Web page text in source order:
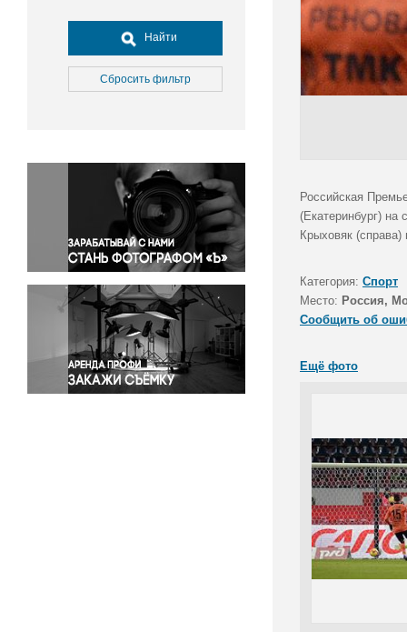
Досуг, туризм и отдых
Культура
Медицина
Окружающая среда
Политика
Правосудие
Происшествия и конфликты
Религия
Светская жизнь
Спорт
Экология
Экономика и бизнес
Найти
Сбросить фильтр
Российская
(Екатеринбург)
Крыховяк
Категория: Спорт
Место: Россия,
Сообщить об
Ещё фото